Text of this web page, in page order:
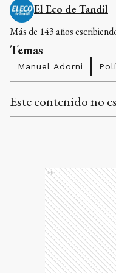
El Eco de Tandil
Más de 143 años
Temas
Manuel Adorni
Este contenido no
Ads